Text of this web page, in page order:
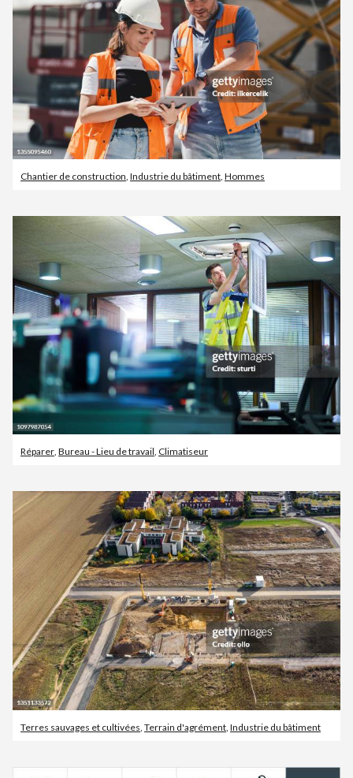
Chantier de construction, Industrie du bâtiment, Hommes
Réparer, Bureau - Lieu de travail, Climatiseur
Terres sauvages et cultivées Terrain d'agrément Industrie du bâtiment